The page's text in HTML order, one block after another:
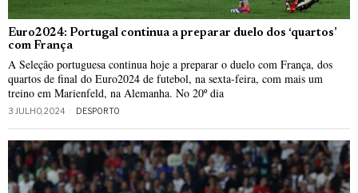
Euro2024: Portugal continua a preparar duelo dos ‘quartos’
com França
A Seleção portuguesa continua hoje a preparar o duelo com França, dos
quartos de final do Euro2024 de futebol, na sexta-feira, com mais um
treino em Marienfeld, na Alemanha. No 20º dia
3 JULHO, 2024 DESPORTO